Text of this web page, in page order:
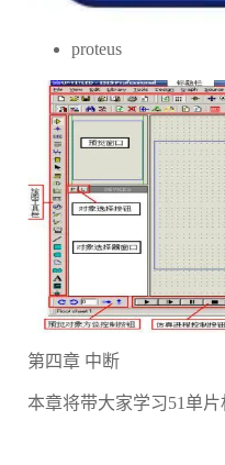
proteus
第四章 中断
本章将带大家学习51单片